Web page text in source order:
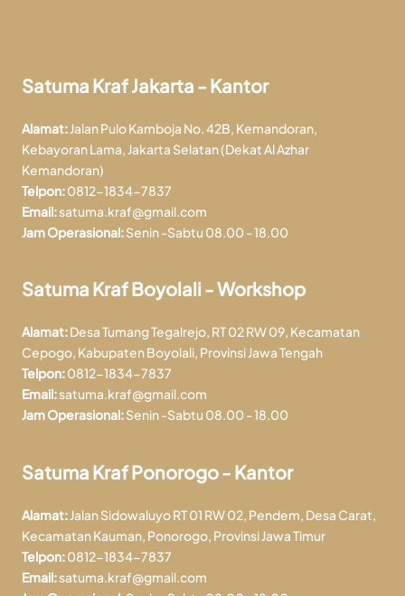
Satuma Kraf Jakarta - Kantor
Alamat:Jalan Pulo Kamboja No. 42B, Kemandoran,
Kebayoran Lama, Jakarta Selatan (Dekat Al Azhar
Kemandoran)
Telpon:0812-1834-7837
Email:satuma.kraf@gmail.com
Jam Operasional:Senin -Sabtu 08.00 - 18.00
Satuma Kraf Boyolali - Workshop
Alamat:Desa Tumang Tegalrejo, RT 02 RW 09, Kecamatan
Cepogo, Kabupaten Boyolali, Provinsi Jawa Tengah
Telpon:0812-1834-7837
Email:satuma.kraf@gmail.com
Jam Operasional:Senin -Sabtu 08.00 - 18.00
Satuma Kraf Ponorogo - Kantor
Alamat:Jalan Sidowaluyo RT 01 RW 02, Pendem, Desa Carat,
Kecamatan Kauman, Ponorogo, Provinsi Jawa Timur
Telpon:0812-1834-7837
Email:satuma.kraf@gmail.com